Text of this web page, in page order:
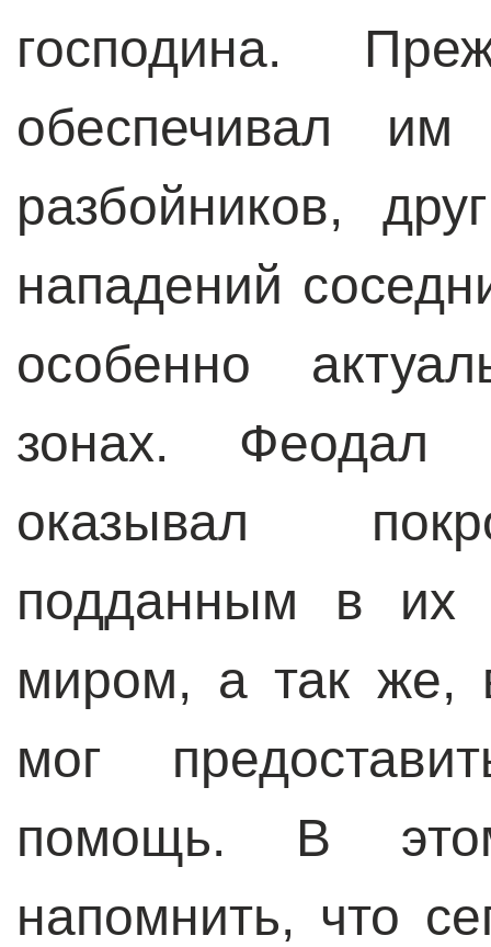
господина.
обеспечивал
разбойников,
нападений
особенно
зонах. Феодал
оказывал
подданным в их
миром, а так же,
мог
помощь. В
напомнить, что